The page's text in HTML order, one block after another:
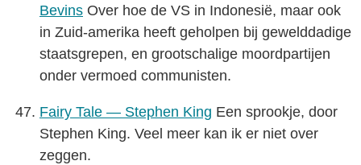
Bevins Over hoe de VS in Indonesië, maar ook
in Zuid-amerika heeft geholpen bij gewelddadige
staatsgrepen, en grootschalige moordpartijen
onder vermoed communisten.
Fairy Tale — Stephen King Een sprookje, door
Stephen King. Veel meer kan ik er niet over
zeggen.